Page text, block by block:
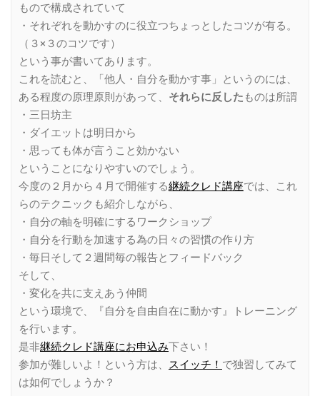
もので構成されていて
・それぞれを動かすのに役立つちょっとしたコツが有る。
（３×３のコツです）
という事が書いてあります。
これを読むと、「他人・自分を動かす事」というのには、
ある程度の原理原則があって、 それらに反した ものは所謂
・三日坊主
・ダイエットは明日から
・思っても体が言うこと効かない
ということになりやすいのでしょう。
今度の２月から４月で開催する継続クレド講座では、これ
らのテクニックも紹介しながら、
・自分の軸を明確にするワークショップ
・自分を行動を加速する為の日々の習慣の作り方
・毎日そして２週間毎の報告とフィードバック
そして、
・変化を共に支えあう仲間
という環境で、『自分を自由自在に動かす』トレーニング
を行います。
是非継続クレド講座にお申込み下さい！
参加が難しいよ！という方は、 スイッチ！ で独習してみて
は如何でしょうか？